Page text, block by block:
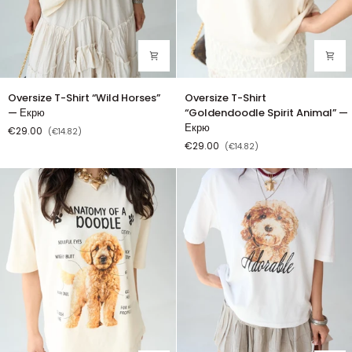
Oversize
T-
Shirt
“Wild
—
Екрю
Oversize T-Shirt “Wild Horses”
— Екрю
€29.00 (€14.82)
Oversize
T-
Shirt
“Goldendoodle
Spirit
Animal”
Екрю
Oversize T-Shirt
“Goldendoodle Spirit Animal” —
Екрю
€29.00 (€14.82)